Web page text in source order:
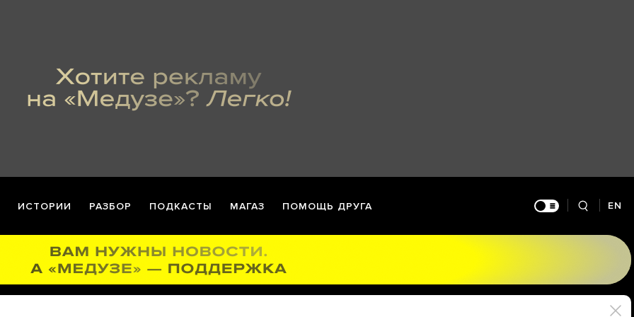
ИСТОРИИ РАЗБОР ПОДКАСТЫ МАГАЗ ПОМОЩЬ ДРУГА EN